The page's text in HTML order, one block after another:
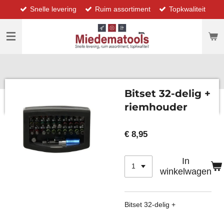
direct
naar
hoofdinhoud
Snelle levering Ruim assortiment Topkwaliteit
Bitset 32-delig +
riemhouder
€ 8,95
In
winkelwagen
Bitset 32-delig +